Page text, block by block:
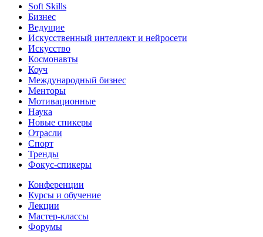
Soft Skills
Бизнес
Ведущие
Искусственный интеллект и нейросети
Искусство
Космонавты
Коуч
Международный бизнес
Менторы
Мотивационные
Наука
Новые спикеры
Отрасли
Спорт
Тренды
Фокус-спикеры
Конференции
Курсы и обучение
Лекции
Мастер-классы
Форумы